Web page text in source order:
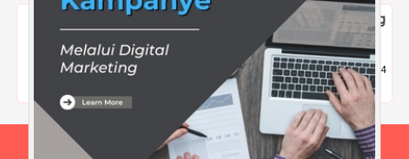
Ada Berapa Jenis Strategi Pemasaran yang
Paling Cocok untuk Bisnis Jasa?
Tips 19 Mar 2025 |704